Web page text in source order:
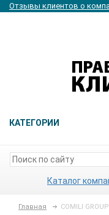
Отзывы клиентов о
КАТЕГОРИИ
Каталог
Главная COMILI GROUP